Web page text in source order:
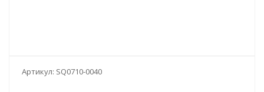
Артикул: SQ0710-0040